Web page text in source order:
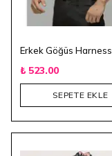
Erkek Göğüs Harness
₺ 523.00
SEPETE EKLE